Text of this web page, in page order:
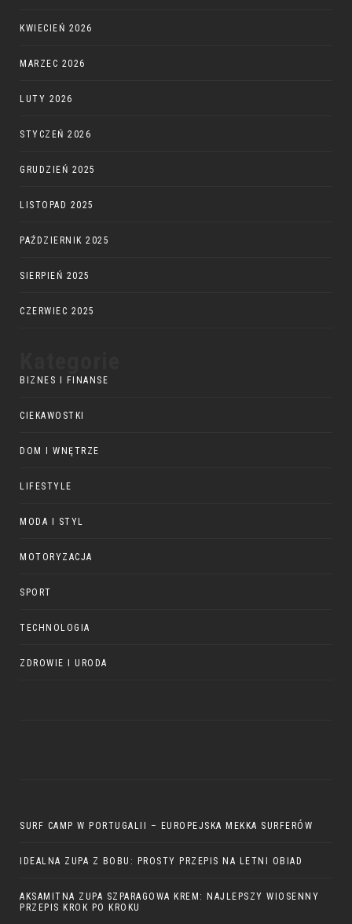
KWIECIEŃ 2026
MARZEC 2026
LUTY 2026
STYCZEŃ 2026
GRUDZIEŃ 2025
LISTOPAD 2025
PAŹDZIERNIK 2025
SIERPIEŃ 2025
CZERWIEC 2025
BIZNES I FINANSE
CIEKAWOSTKI
DOM I WNĘTRZE
LIFESTYLE
MODA I STYL
MOTORYZACJA
SPORT
TECHNOLOGIA
ZDROWIE I URODA
SURF CAMP W PORTUGALII – EUROPEJSKA MEKKA SURFERÓW
IDEALNA ZUPA Z BOBU: PROSTY PRZEPIS NA LETNI OBIAD
AKSAMITNA ZUPA SZPARAGOWA KREM: NAJLEPSZY WIOSENNY
PRZEPIS KROK PO KROKU